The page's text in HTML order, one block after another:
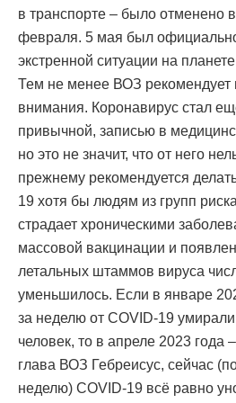
в транспорте – было отменено
февраля. 5 мая был
экстренной ситуации на
Тем не менее ВОЗ рекомендует
внимания. Коронавирус стал
привычной, записью в
но это не значит, что от него
прежнему рекомендуется
19 хотя бы людям из групп
страдает хроническими
массовой вакцинации и
летальных штаммов вируса
уменьшилось. Если в январе
за неделю от COVID-19
человек, то в апреле 2023 года
глава ВОЗ Гебреисус, сейчас
неделю) COVID-19 всё равно